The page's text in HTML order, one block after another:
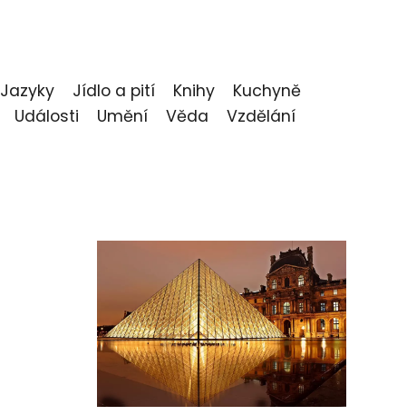
Jazyky Jídlo a pití Knihy
Kuchyně
Události Umění Věda
Vzdělání